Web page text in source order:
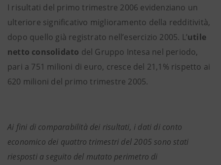
I risultati del primo trimestre 2006 evidenziano un
ulteriore significativo miglioramento della redditività,
dopo quello già registrato nell’esercizio 2005. L’utile
netto consolidato del Gruppo Intesa nel periodo,
pari a 751 milioni di euro, cresce del 21,1% rispetto ai
620 milioni del primo trimestre 2005.
Ai fini di comparabilità dei risultati, i dati di conto
economico dei quattro trimestri del 2005 sono stati
riesposti a seguito del mutato perimetro di